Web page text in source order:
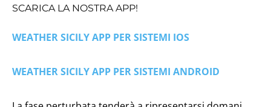
SCARICA LA NOSTRA APP!
WEATHER SICILY APP PER SISTEMI IOS
WEATHER SICILY APP PER SISTEMI ANDROID